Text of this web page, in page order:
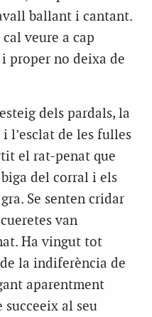
ballant i cantant.
veure a cap
proper no deixa de
dels pardals, la
l’esclat de les fulles
el rat-penat que
del corral i els
Se senten cridar
van
Ha vingut tot
la indiferència de
aparentment
succeeix al seu